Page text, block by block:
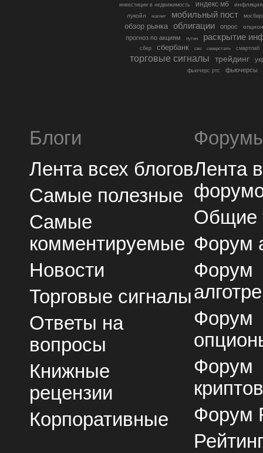
инвестиции в недвижимость индекс мб
инфляция
лукойл
магнит мобильный пост
обзор рынка облигации опрос
прогноз по акциям путин раскрытие
сбер сбербанк сво северсталь смартлаб
торговые сигналы трейдинг
фьючерс ртс фьючерсы
Блоги
Лента всех блогов
Самые полезные
Самые
комментируемые
Новости
Торговые сигналы
Ответы на
вопросы
Книжные
рецензии
Корпоративные
Лента
Общие
Форум
Форум
Форум
Форум
Форум